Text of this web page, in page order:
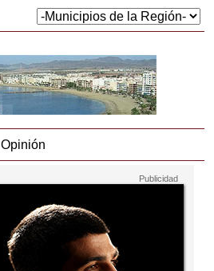
Opinión